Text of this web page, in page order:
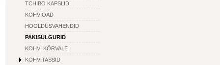
TCHIBO KAPSLID
KOHVIOAD
HOOLDUSVAHENDID
PAKISULGURID
KOHVI KÕRVALE
KOHVITASSID